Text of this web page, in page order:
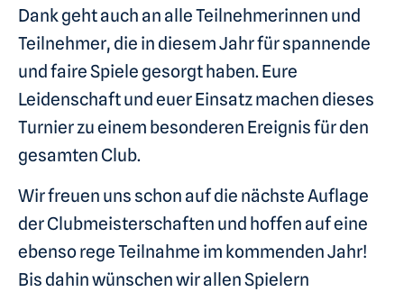
Dank geht auch an alle Teilnehmerinnen und
Teilnehmer, die in diesem Jahr für spannende
und faire Spiele gesorgt haben. Eure
Leidenschaft und euer Einsatz machen dieses
Turnier zu einem besonderen Ereignis für den
gesamten Club.
Wir freuen uns schon auf die nächste Auflage
der Clubmeisterschaften und hoffen auf eine
ebenso rege Teilnahme im kommenden Jahr!
Bis dahin wünschen wir allen Spielern